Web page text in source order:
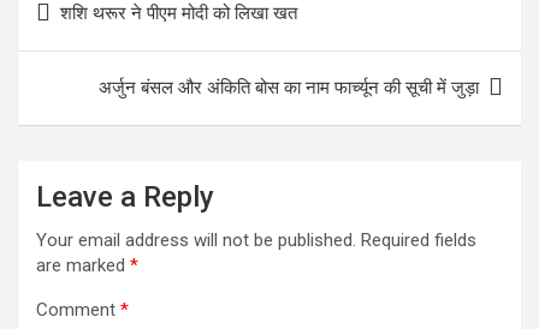
o
k
e
r
lt
s
a
r
शशि थरूर ने पीएम मोदी को लिखा खत
अर्जुन बंसल और अंकिति बोस का नाम फार्च्यून की सूची में जुड़ा
Leave a Reply
Your email address will not be published. Required fields
are marked *
Comment *